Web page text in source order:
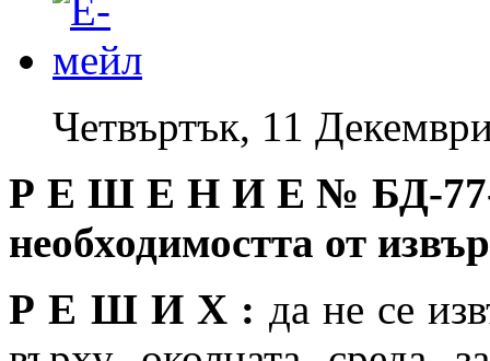
Четвъртък, 11
Р Е Ш Е Н И Е № БД-
необходимостта от
Р Е Ш И Х : да не се